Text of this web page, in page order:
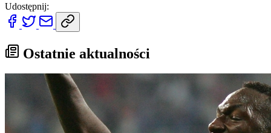
Udostępnij:
Ostatnie aktualności